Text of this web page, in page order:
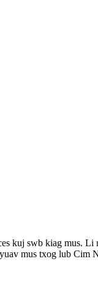
kuj swb kiag mus.
mus txog lub Cim